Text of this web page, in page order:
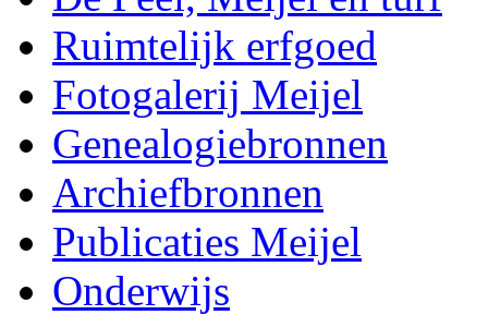
Ruimtelijk erfgoed
Fotogalerij Meijel
Genealogiebronnen
Archiefbronnen
Publicaties Meijel
Onderwijs